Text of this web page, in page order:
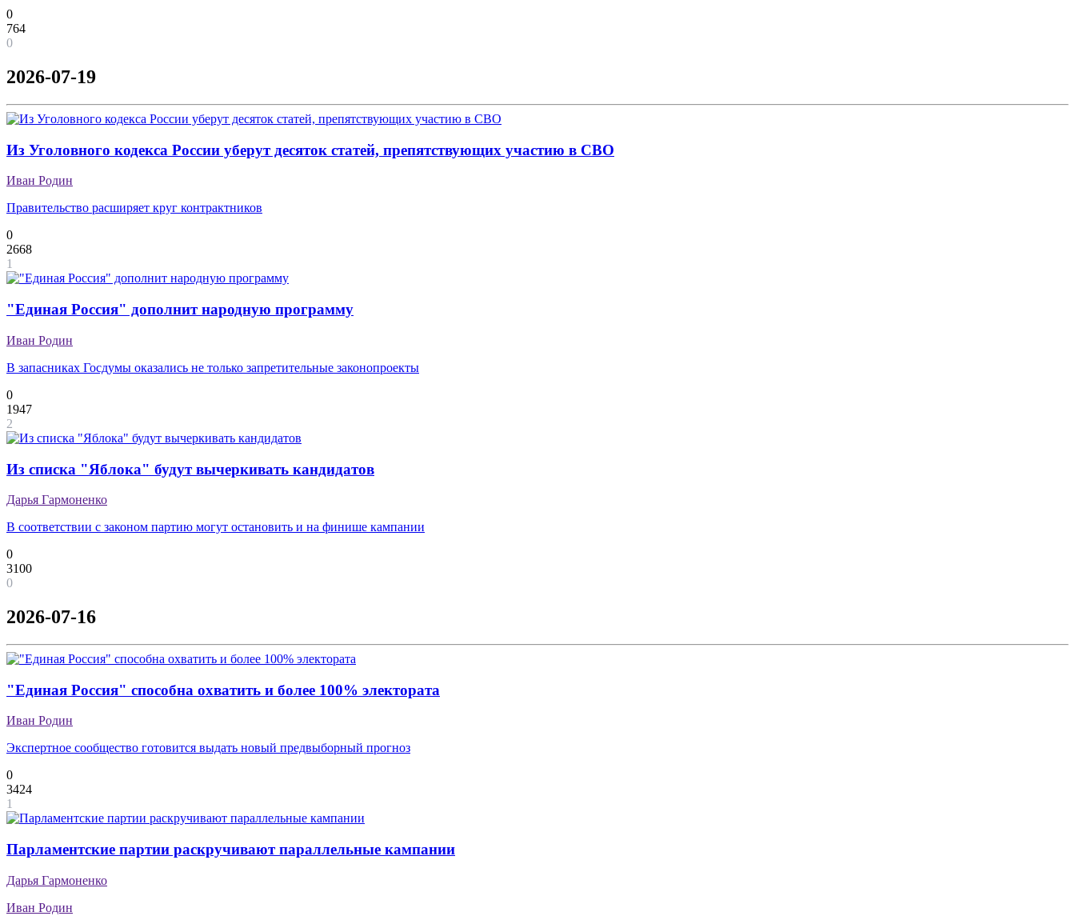
0
764
0
2026-07-19
Из Уголовного кодекса России уберут десяток статей, препятствующих участию в СВО
Иван Родин
Правительство расширяет круг контрактников
0
2668
1
"Единая Россия" дополнит народную программу
Иван Родин
В запасниках Госдумы оказались не только запретительные законопроекты
0
1947
2
Из списка "Яблока" будут вычеркивать кандидатов
Дарья Гармоненко
В соответствии с законом партию могут остановить и на финише кампании
0
3100
0
2026-07-16
"Единая Россия" способна охватить и более 100% электората
Иван Родин
Экспертное сообщество готовится выдать новый предвыборный прогноз
0
3424
1
Парламентские партии раскручивают параллельные кампании
Дарья Гармоненко
Иван Родин